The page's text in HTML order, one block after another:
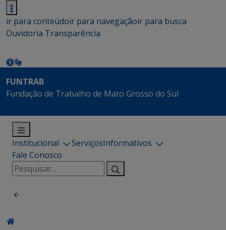
ir para conteúdoir para navegaçãoir para busca
Ouvidoria Transparência
FUNTRAB
Fundação de Trabalho de Mato Grosso do Sul
Institucional ServiçosInformativos
Fale Conosco
Pesquisar
por: